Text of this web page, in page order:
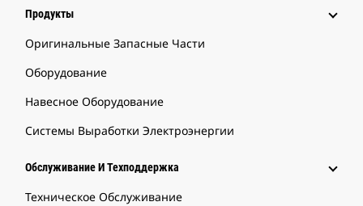
Продукты
Оригинальные Запасные Части
Оборудование
Навесное Оборудование
Системы Выработки Электроэнергии
Обслуживание И Техподдержка
Техническое Обслуживание